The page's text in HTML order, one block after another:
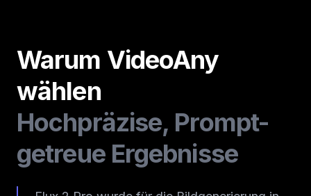
Warum VideoAny
wählen
Hochpräzise, Prompt-
getreue Ergebnisse